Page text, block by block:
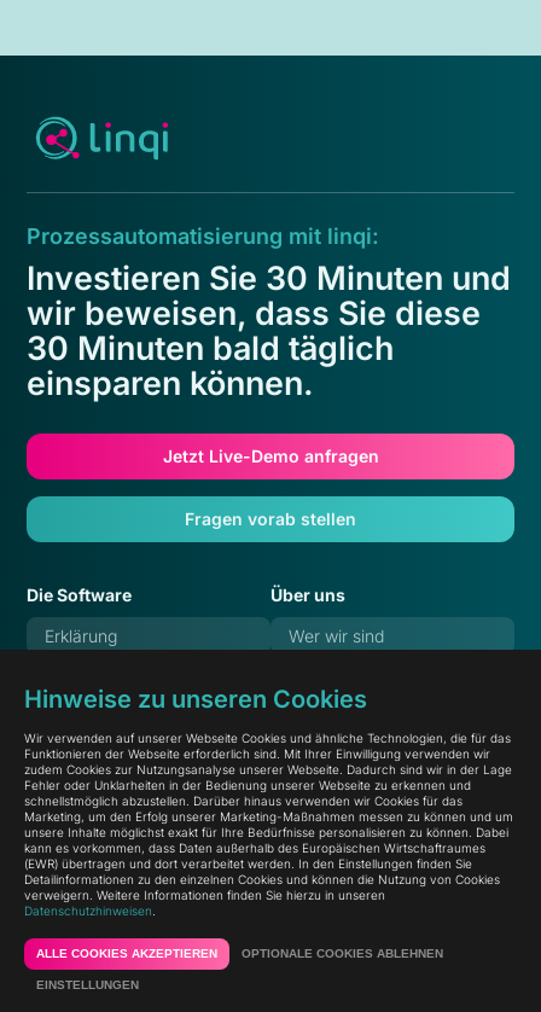
Prozessautomatisierung mit linqi:
Investieren Sie 30 Minuten und
wir beweisen, dass Sie diese
30 Minuten bald täglich
einsparen können.
Jetzt Live-Demo anfragen
Fragen vorab stellen
Die Software
Erklärung
Referenzen
Preise
Häufige Fragen
Über uns
Wer wir sind
Karriere
Blog
Dokumentation
Systemstatus
© 2026linqi GmbH Datenschutz
Hinweise zu unseren Cookies
Wir verwenden auf unserer Webseite Cookies und ähnliche Technologien, die für das
Funktionieren der Webseite erforderlich sind. Mit Ihrer Einwilligung verwenden wir
zudem Cookies zur Nutzungsanalyse unserer Webseite. Dadurch sind wir in der Lage
Fehler oder Unklarheiten in der Bedienung unserer Webseite zu erkennen und
schnellstmöglich abzustellen. Darüber hinaus verwenden wir Cookies für das
Marketing, um den Erfolg unserer Marketing-Maßnahmen messen zu können und um
unsere Inhalte möglichst exakt für Ihre Bedürfnisse personalisieren zu können. Dabei
kann es vorkommen, dass Daten außerhalb des Europäischen Wirtschaftraumes
(EWR) übertragen und dort verarbeitet werden. In den Einstellungen finden Sie
Detailinformationen zu den einzelnen Cookies und können die Nutzung von Cookies
verweigern. Weitere Informationen finden Sie hierzu in unseren
Datenschutzhinweisen
ALLE COOKIES AKZEPTIEREN OPTIONALE COOKIES ABLEHNEN
EINSTELLUNGEN